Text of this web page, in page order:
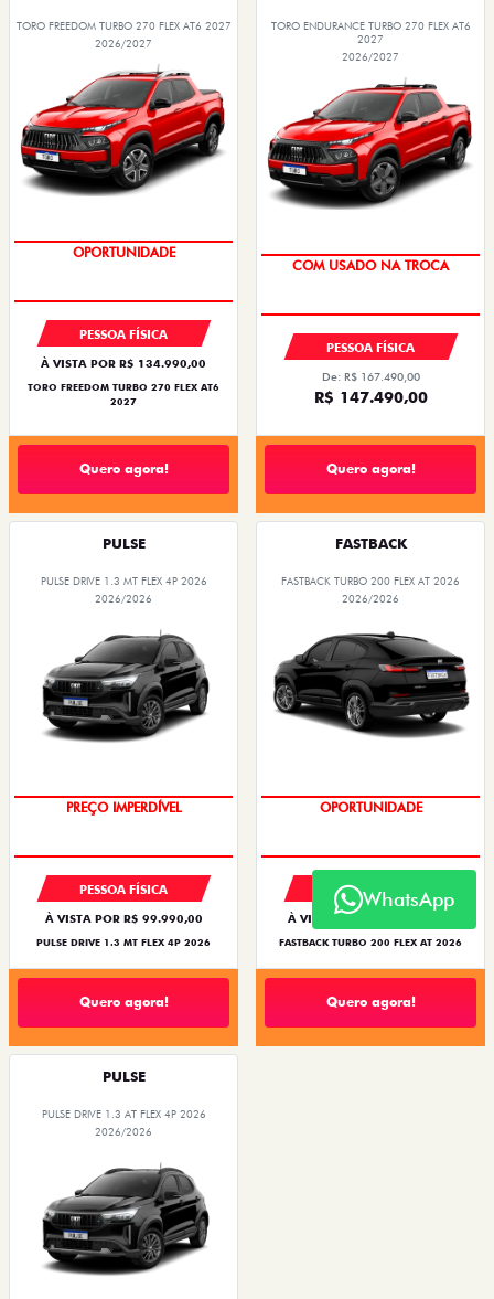
TORO FREEDOM TURBO 270 FLEX AT6 2027
2026/2027
OPORTUNIDADE
PESSOA FÍSICA
À VISTA POR R$ 134.990,00
TORO FREEDOM TURBO 270 FLEX AT6
2027
Quero agora!
TORO ENDURANCE TURBO 270 FLEX AT6
2027
2026/2027
COM USADO NA TROCA
PESSOA FÍSICA
De: R$ 167.490,00
R$ 147.490,00
Quero agora!
PULSE
PULSE DRIVE 1.3 MT FLEX 4P 2026
2026/2026
PREÇO IMPERDÍVEL
PESSOA FÍSICA
À VISTA POR R$ 99.990,00
PULSE DRIVE 1.3 MT FLEX 4P 2026
Quero agora!
FASTBACK
FASTBACK TURBO 200 FLEX AT 2026
2026/2026
OPORTUNIDADE
PESSOA FÍSICA
À VISTA POR R$ 119.990,00
FASTBACK TURBO 200 FLEX AT 2026
Quero agora!
PULSE
PULSE DRIVE 1.3 AT FLEX 4P 2026
2026/2026
WhatsApp